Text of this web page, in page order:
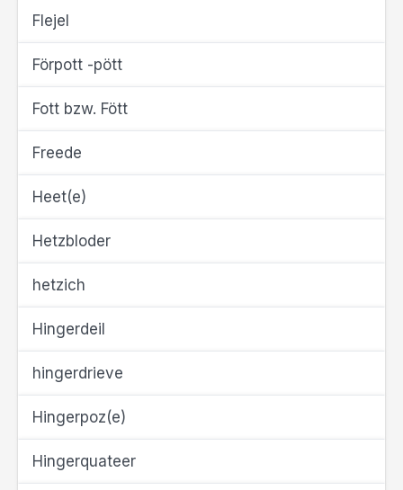
Flejel
Förpott -pött
Fott bzw. Fött
Freede
Heet(e)
Hetzbloder
hetzich
Hingerdeil
hingerdrieve
Hingerpoz(e)
Hingerquateer